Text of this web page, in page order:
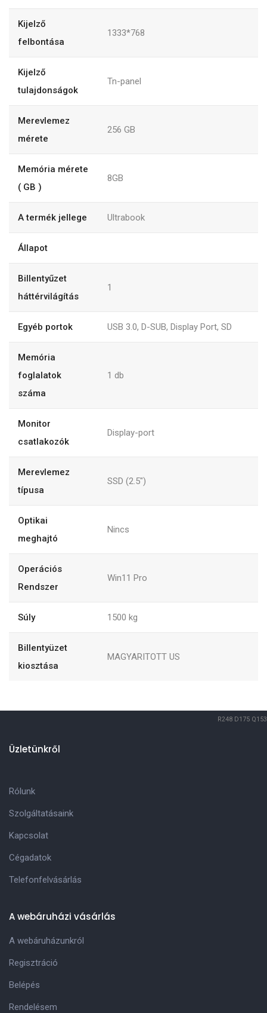
Kijelző
felbontása
1333*768
Kijelző
tulajdonságok
Tn-panel
Merevlemez
mérete
256 GB
Memória mérete
( GB )
8GB
A termék jellege Ultrabook
Állapot
Billentyűzet
háttérvilágítás
1
Egyéb portok USB 3.0, D-SUB, Display Port, SD
Memória
foglalatok
száma
1 db
Monitor
csatlakozók
Display-port
Merevlemez
típusa
SSD (2.5")
Optikai
meghajtó
Nincs
Operációs
Rendszer
Win11 Pro
Súly 1500 kg
Billentyüzet
kiosztása
MAGYARITOTT US
R248 D175 Q153
Üzletünkről
Rólunk
Szolgáltatásaink
Kapcsolat
Cégadatok
Telefonfelvásárlás
A webáruházi vásárlás
A webáruházunkról
Regisztráció
Belépés
Rendelésem